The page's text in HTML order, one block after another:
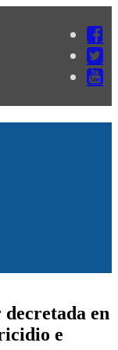
en
e